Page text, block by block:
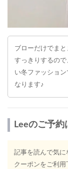
ブローだけでま
すっきりするの
い冬ファッショ
なります♪
Leeのご予約
記事を読んで気に
クーポンをご利